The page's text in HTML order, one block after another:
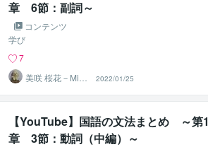
章 6節：副詞～
コンテンツ
学び
7
美咲 桜花－Misa
ki Ohka－
2022/01/25
【YouTube】国語の文法まとめ ～第1
章 3節：動詞（中編）～